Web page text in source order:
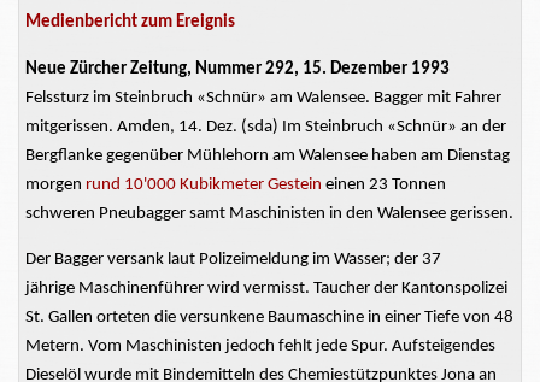
Medienbericht zum Ereignis
Neue Zürcher Zeitung, Nummer 292, 15. Dezember 1993
Felssturz im Steinbruch «Schnür» am Walensee. Bagger mit Fahrer
mitgerissen. Amden, 14. Dez. (sda) Im Steinbruch «Schnür» an der
Bergflanke gegenüber Mühlehorn am Walensee haben am Dienstag
morgen rund 10'000 Kubikmeter Gestein einen 23 Tonnen
schweren Pneubagger samt Maschinisten in den Walensee gerissen.
Der Bagger versank laut Polizeimeldung im Wasser; der 37
jährige Maschinenführer wird vermisst. Taucher der Kantonspolizei
St. Gallen orteten die versunkene Baumaschine in einer Tiefe von 48
Metern. Vom Maschinisten jedoch fehlt jede Spur. Aufsteigendes
Dieselöl wurde mit Bindemitteln des Chemiestützpunktes Jona an